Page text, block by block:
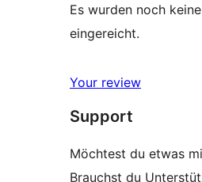
Es wurden noch
eingereicht.
Your review
Support
Möchtest du etwas
Brauchst du